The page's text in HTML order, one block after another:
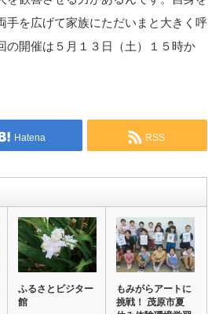
手を広げて家族にただいまと大きく呼
の開催は５月１３日（土）１５時か
Hatena RSS
ふるさとビジター
館
もみがらアートに
挑戦！ 茂原市夏